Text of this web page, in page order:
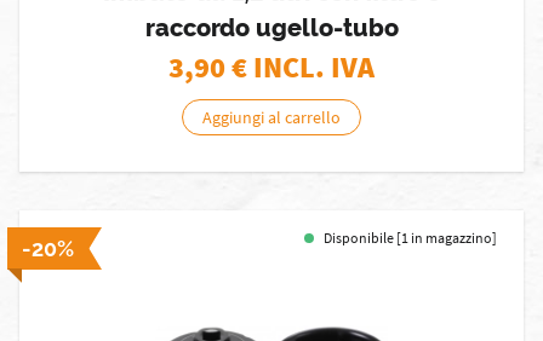
raccordo ugello-tubo
3,90€ INCL. IVA
Aggiungi al carrello
-20% Disponibile [1 in magazzino]